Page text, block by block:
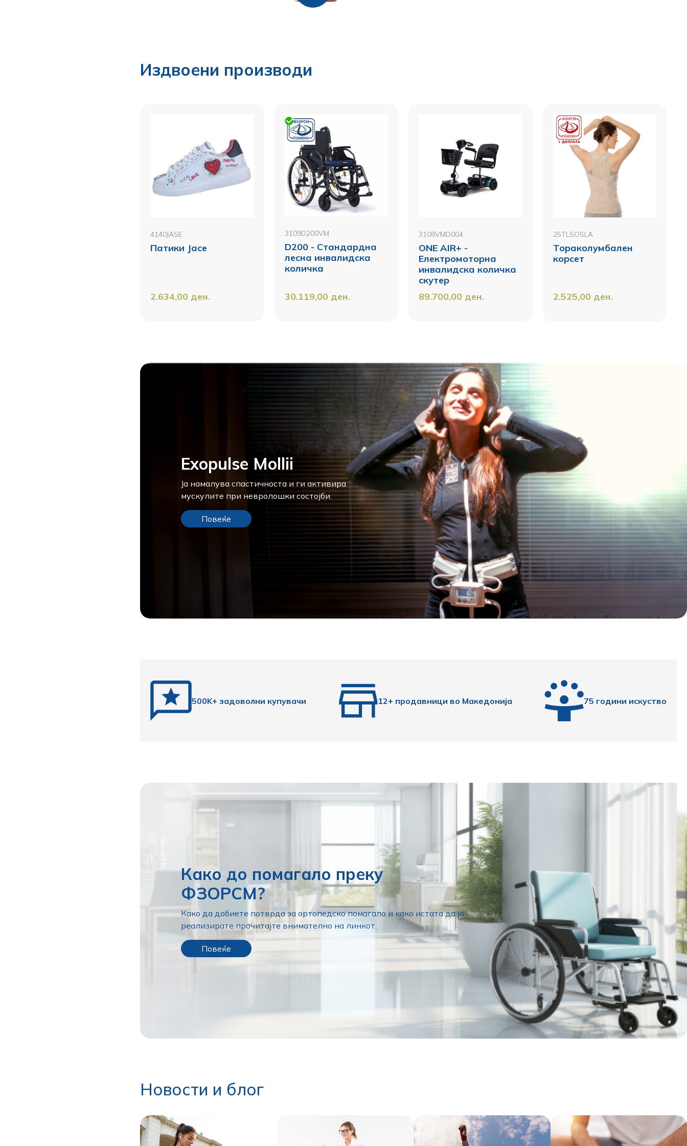
Издвоени производи
4140JASE
Патики Јасе
2.634,00 ден.
3109D200VM
D200 - Стандардна
лесна инвалидска
количка
30.119,00 ден.
3108VMD004
ONE AIR+ -
Електромоторна
инвалидска количка
скутер
89.700,00 ден.
25TLSOSLA
Тораколумбален
корсет
2.525,00 ден.
Exopulse Mollii
Ја намалува спастичноста и ги активира
мускулите при невролошки состојби.
Повеќе
500K+ задоволни купувачи 12+ продавници во Македонија 75 години искуство
Како до помагало преку
ФЗОРСМ?
Како да добиете потврда за ортопедско помагало и како истата да ја
реализирате прочитајте внимателно на линкот.
Повеќе
Новости и блог